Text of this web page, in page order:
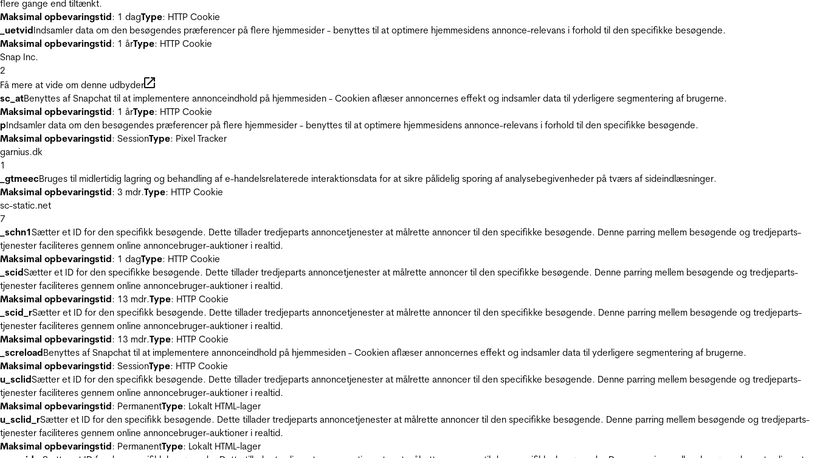
flere gange end tiltænkt.
Maksimal opbevaringstid: 1 dagType: HTTP Cookie
_uetvidIndsamler data om den besøgendes præferencer på flere hjemmesider - benyttes til at optimere hjemmesidens annonce-relevans i forhold til den specifikke besøgende.
Maksimal opbevaringstid: 1 årType: HTTP Cookie
Snap Inc.
2
Få mere at vide om denne udbyder
sc_atBenyttes af Snapchat til at implementere annonceindhold på hjemmesiden - Cookien aflæser annoncernes effekt og indsamler data til yderligere segmentering af brugerne.
Maksimal opbevaringstid: 1 årType: HTTP Cookie
pIndsamler data om den besøgendes præferencer på flere hjemmesider - benyttes til at optimere hjemmesidens annonce-relevans i forhold til den specifikke besøgende.
Maksimal opbevaringstid: SessionType: Pixel Tracker
garnius.dk
1
_gtmeecBruges til midlertidig lagring og behandling af e-handelsrelaterede interaktionsdata for at sikre pålidelig sporing af analysebegivenheder på tværs af sideindlæsninger.
Maksimal opbevaringstid: 3 mdr.Type: HTTP Cookie
sc-static.net
7
_schn1Sætter et ID for den specifikk besøgende. Dette tillader tredjeparts annoncetjenester at målrette annoncer til den specifikke besøgende. Denne parring mellem besøgende og tredjeparts-
tjenester faciliteres gennem online annoncebruger-auktioner i realtid.
Maksimal opbevaringstid: 1 dagType: HTTP Cookie
_scidSætter et ID for den specifikke besøgende. Dette tillader tredjeparts annoncetjenester at målrette annoncer til den specifikke besøgende. Denne parring mellem besøgende og tredjeparts-
tjenester faciliteres gennem online annoncebruger-auktioner i realtid.
Maksimal opbevaringstid: 13 mdr.Type: HTTP Cookie
_scid_rSætter et ID for den specifikk besøgende. Dette tillader tredjeparts annoncetjenester at målrette annoncer til den specifikke besøgende. Denne parring mellem besøgende og tredjeparts-
tjenester faciliteres gennem online annoncebruger-auktioner i realtid.
Maksimal opbevaringstid: 13 mdr.Type: HTTP Cookie
_screloadBenyttes af Snapchat til at implementere annonceindhold på hjemmesiden - Cookien aflæser annoncernes effekt og indsamler data til yderligere segmentering af brugerne.
Maksimal opbevaringstid: SessionType: HTTP Cookie
u_sclidSætter et ID for den specifikk besøgende. Dette tillader tredjeparts annoncetjenester at målrette annoncer til den specifikke besøgende. Denne parring mellem besøgende og tredjeparts-
tjenester faciliteres gennem online annoncebruger-auktioner i realtid.
Maksimal opbevaringstid: PermanentType: Lokalt HTML-lager
u_sclid_rSætter et ID for den specifikk besøgende. Dette tillader tredjeparts annoncetjenester at målrette annoncer til den specifikke besøgende. Denne parring mellem besøgende og tredjeparts-
tjenester faciliteres gennem online annoncebruger-auktioner i realtid.
Maksimal opbevaringstid: PermanentType: Lokalt HTML-lager